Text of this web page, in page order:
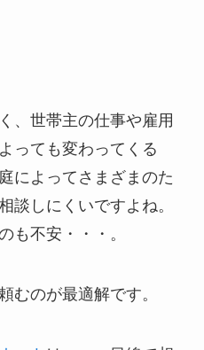
、世帯主の仕事や雇用
っても変わってくる
によってさまざまのた
談しにくいですよね。
も不安・・・。
むのが最適解です。